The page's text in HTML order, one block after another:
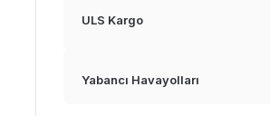
ULS Kargo
Yabancı Havayolları